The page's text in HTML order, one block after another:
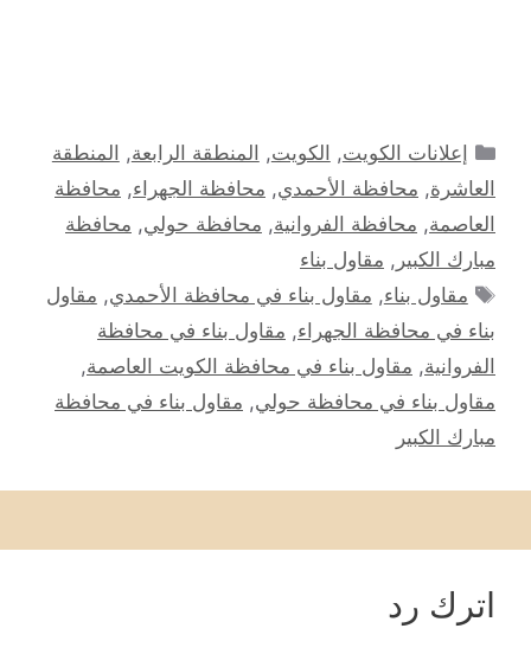
التصنيفات
إعلانات الكويت, الكويت, المنطقة الرابعة, المنطقة
العاشرة, محافظة الأحمدي, محافظة الجهراء, محافظة
العاصمة, محافظة الفروانية, محافظة حولي, محافظة
مبارك الكبير , مقاول بناء
الوسوم
مقاول بناء, مقاول بناء في محافظة الأحمدي, مقاول
بناء في محافظة الجهراء, مقاول بناء في محافظة
الفروانية, مقاول بناء في محافظة الكويت العاصمة,
مقاول بناء في محافظة حولي, مقاول بناء في محافظة
مبارك الكبير
اترك رد